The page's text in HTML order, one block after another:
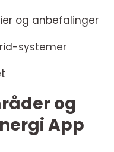
og anbefalinger
systemer
og
App